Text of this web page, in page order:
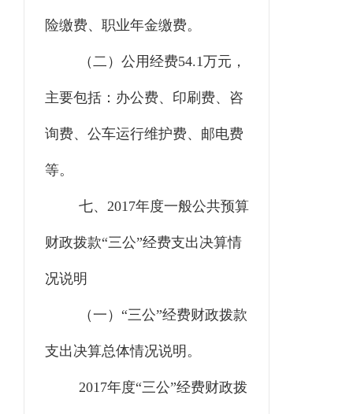
险缴费、职业年金缴费。
（二）公用经费54.1万元，
主要包括：办公费、印刷费、咨
询费、公车运行维护费、邮电费
等。
七、 2017年度一般公共预算
财政拨款“三公”经费支出决算情
况说明
（一） “三公”经费财政拨款
支出决算总体情况说明。
2017年度“三公”经费财政拨